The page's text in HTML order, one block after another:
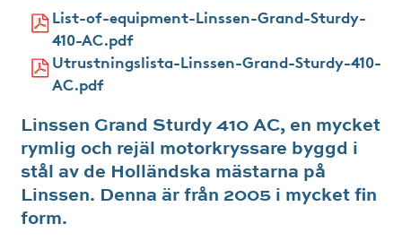
List-of-equipment-Linssen-Grand-Sturdy-
410-AC.pdf
Utrustningslista-Linssen-Grand-Sturdy-410-
AC.pdf
Linssen Grand Sturdy 410 AC, en mycket
rymlig och rejäl motorkryssare byggd i
stål av de Holländska mästarna på
Linssen. Denna är från 2005 i mycket fin
form.